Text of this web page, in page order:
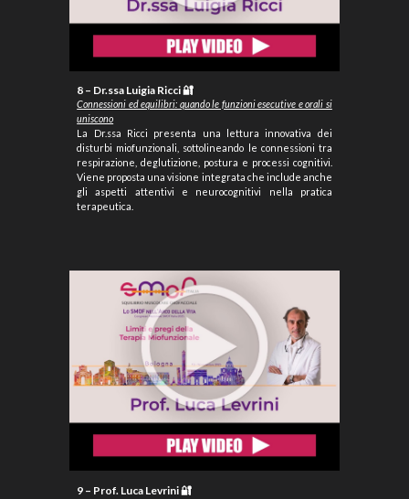
8 – Dr.ssa Luigia Ricci 🔐
Connessioni ed equilibri: quando le funzioni esecutive e orali si
uniscono
La Dr.ssa Ricci presenta una lettura innovativa dei
disturbi miofunzionali, sottolineando le connessioni tra
respirazione, deglutizione, postura e processi cognitivi.
Viene proposta una visione integrata che include anche
gli aspetti attentivi e neurocognitivi nella pratica
terapeutica.
9 – Prof. Luca Levrini 🔐